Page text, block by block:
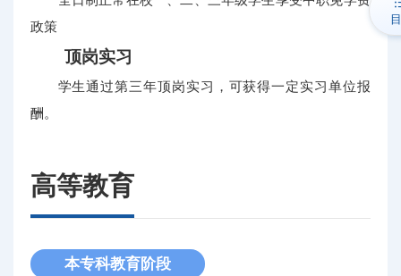
政策
顶岗实习
学生通过第三年顶岗实习，可获得一定实习单位报
酬。
高等教育
本专科教育阶段